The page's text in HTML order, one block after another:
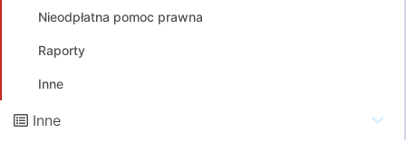
Nieodpłatna pomoc prawna
Raporty
Inne
Inne